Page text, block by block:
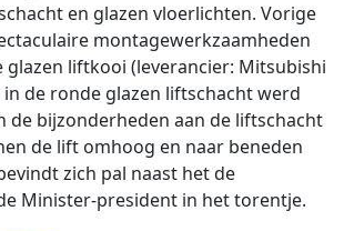
en glazen vloerlichten. Vorige
montagewerkzaamheden
glazen liftkooi (leverancier: Mitsubishi
in de ronde glazen liftschacht werd
de bijzonderheden aan de liftschacht
de lift omhoog en naar beneden
zich pal naast het de
Minister-president in het torentje.